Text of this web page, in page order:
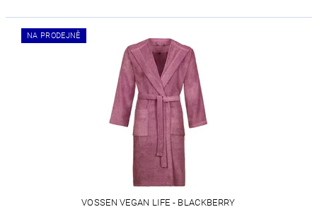
NA PRODEJNĚ
VOSSEN VEGAN LIFE - BLACKBERRY